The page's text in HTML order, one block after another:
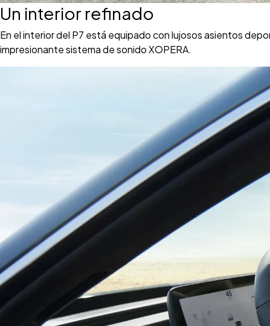
Un interior refinado
En el interior del P7 está equipado con lujosos asientos
impresionante sistema de sonido XOPERA.